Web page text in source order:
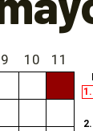
1.
2.
9 10
11